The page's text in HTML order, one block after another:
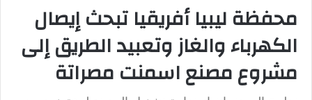
محفظة ليبيا أفريقيا تبحث إيصال
الكهرباء والغاز وتعبيد الطريق إلى
مشروع مصنع اسمنت مصراتة